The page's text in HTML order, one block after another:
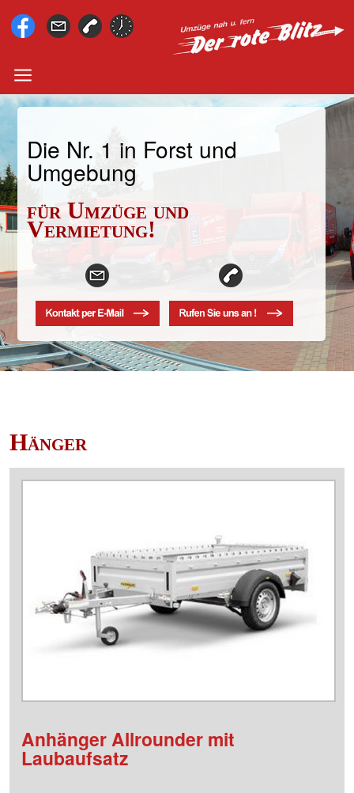
Die Nr. 1 in Forst und
Umgebung
für Umzüge und
Vermietung!
Hänger
Anhänger Allrounder mit
Laubaufsatz